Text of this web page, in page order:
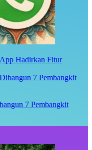
Hadirkan Fitur
7 Pembangkit